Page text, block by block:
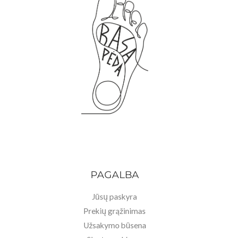
PAGALBA
Jūsų paskyra
Prekių grąžinimas
Užsakymo būsena